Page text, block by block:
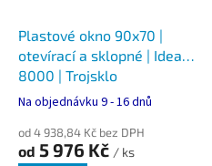
Plastové okno 90x70 |
otevírací a sklopné | Ideal
8000 | Trojsklo
Na objednávku 9 - 16 dnů
od 4 938,84 Kč bez DPH
od 5 976 Kč / ks